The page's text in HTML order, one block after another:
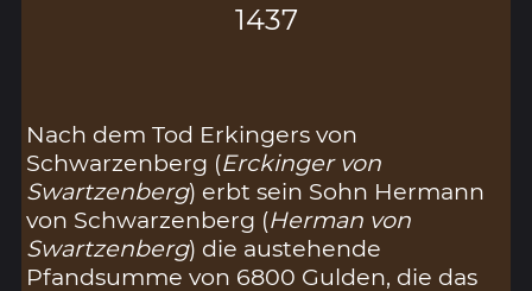
1437
Nach dem Tod Erkingers von
Schwarzenberg (Erckinger von
Swartzenberg) erbt sein Sohn Hermann
von Schwarzenberg (Herman von
Swartzenberg) die austehende
Pfandsumme von 6800 Gulden, die das